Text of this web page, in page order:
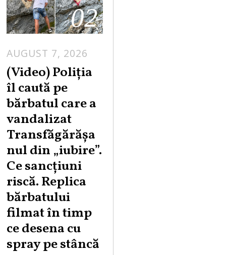
02
AUGUST 7, 2026
U
G
S
7
,
(Video) Poliția
îl caută pe
bărbatul care a
vandalizat
Transfăgărășa
nul din „iubire”.
Ce sancțiuni
riscă. Replica
bărbatului
filmat în timp
ce desena cu
spray pe stâncă